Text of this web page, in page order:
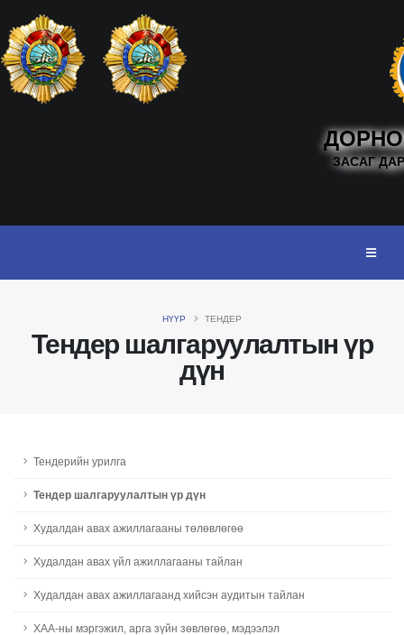
ЗАСАГ
НҮҮР ТЕНДЕР
Тендер шалгаруулалтын үр
дүн
Тендерийн урилга
Тендер шалгаруулалтын үр дүн
Худалдан авах ажиллагааны төлөвлөгөө
Худалдан авах үйл ажиллагааны тайлан
Худалдан авах ажиллагаанд хийсэн аудитын тайлан
ХАА-ны мэргэжил, арга зүйн зөвлөгөө, мэдээлэл